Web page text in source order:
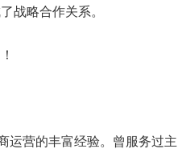
战略合作关系。
运营的丰富经验。曾服务过主